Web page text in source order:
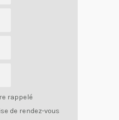
rappelé
de rendez-vous